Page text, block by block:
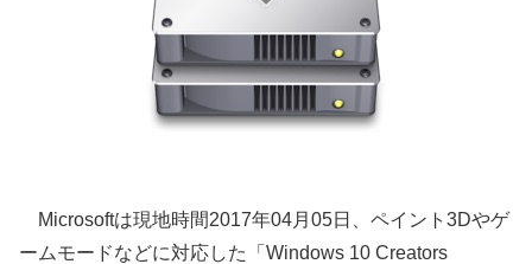
Microsoftは現地時間2017年04月05日、ペイント3Dやゲ
ームモードなどに対応した「Windows 10 Creators